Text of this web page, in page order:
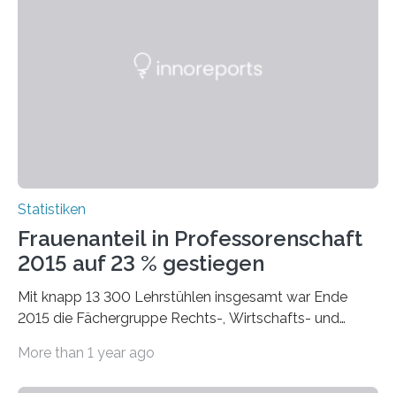
Statistiken
Frauenanteil in Professorenschaft
2015 auf 23 % gestiegen
Mit knapp 13 300 Lehrstühlen insgesamt war Ende
2015 die Fächergruppe Rechts-, Wirtschafts- und
bei…
More than 1 year ago